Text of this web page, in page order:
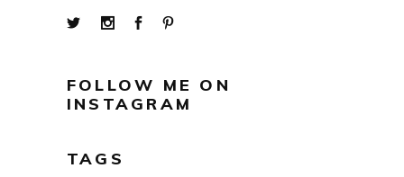
FOLLOW ME ON
INSTAGRAM
TAGS